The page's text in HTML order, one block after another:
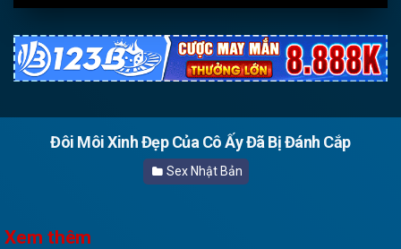
Đôi Môi Xinh Đẹp Của Cô Ấy Đã Bị Đánh Cắp
Sex Nhật Bản
Xem thêm